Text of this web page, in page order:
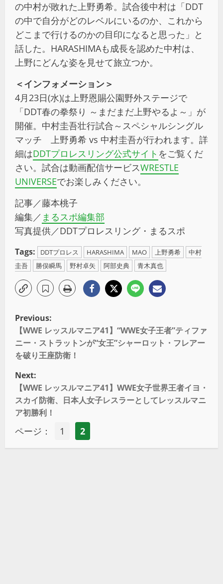
の中村が敗れた上野勇希。試合後中村は「DDT
の中で自分がどのレベルにいるのか、これから
どこまで行けるのかの目印になると思った」と
話した。HARASHIMAも成長を認めた中村は、
上野にどんな姿を見せて旅立つか。
＜インフォメーション＞
4月23日(水)は上野恩賜公園野外ステージで
「DDT春の拳祭り ～まだまだ上野やるよ～」が
開催。中村圭吾壮行試合～スペシャルシングル
マッチ 上野勇希 vs 中村圭吾が行われます。詳
細はDDTプロレスリング公式サイト をご覧くだ
さい。試合は動画配信サービスWRESTLE
UNIVERSEでお楽しみください。
記事／藤本桃子
編集／ まるスポ編集部
写真提供／DDTプロレスリング・まるスポ
Tags: DDTプロレス HARASHIMA MAO 上野勇希
中村
圭吾
勝俣瞬馬 野村卓矢 阿部史典 青木真也
Previous:
【WWE レッスルマニア41】“WWE女子王者”ティファ
ニー・ストラットンが“女王”シャーロット・フレアー
を破り王座防衛！
Next:
【WWE レッスルマニア41】WWE女子世界王者イヨ・
スカイ防衛、日本人女子レスラーとしてレッスルマニ
ア初勝利！
ページ： 1 2